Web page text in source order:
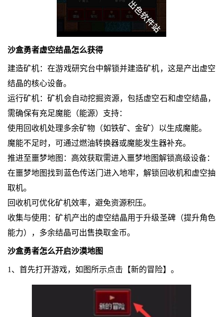
沙盒勇者虚空结晶怎么获得
建造矿机：在游戏研究台中解锁并建造矿机，这是产出虚空
结晶的核心设备。
运行矿机：矿机会自动挖掘资源，包括虚空石和虚空结晶，
需确保有充足魔能（能源）支持：
使用回收机处理多余矿物（如铁矿、金矿）以生成魔能。
魔能不足时，可通过燃油转换器或魔能发生器补充。
推进至噩梦地图：高效获取需进入噩梦地图解锁高级设备：
在噩梦地图找到蓝色传送门进入地牢，解锁回收机和虚空抽
取机。
回收机可优化矿机效率，避免资源积压。
收集与使用：矿机产出的虚空结晶用于升级圣碑（提升角色
能力），多余结晶可出售换取金币。
沙盒勇者怎么开启沙漠地图
1、首先打开游戏，如图所示点击【新的冒险】。